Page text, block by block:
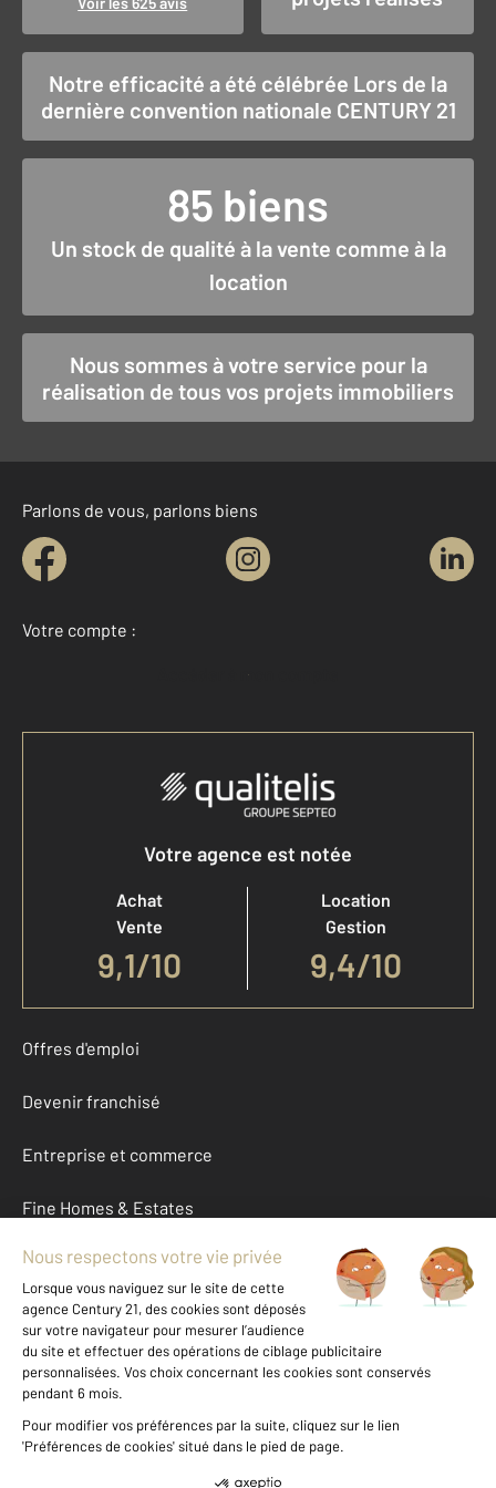
Notre efficacité a été célébrée Lors de la
dernière convention nationale CENTURY 21
85 biens
Un stock de qualité à la vente comme à la
location
Nous sommes à votre service pour la
réalisation de tous vos projets immobiliers
Parlons de vous, parlons biens
Votre compte :
Accéder à mon compte
Votre agence est notée
Achat
Vente
9,1/10
Location
Gestion
9,4/10
Offres d'emploi
Devenir franchisé
Entreprise et commerce
Fine Homes & Estates
À propos
International
Nous contacter